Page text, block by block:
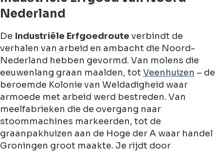
Nederland
De Industriële Erfgoedroute verbindt de
verhalen van arbeid en ambacht die Noord-
Nederland hebben gevormd. Van molens die
eeuwenlang graan maalden, tot Veenhuizen – de
beroemde Kolonie van Weldadigheid waar
armoede met arbeid werd bestreden. Van
meelfabrieken die de overgang naar
stoommachines markeerden, tot de
graanpakhuizen aan de Hoge der A waar handel
Groningen groot maakte. Je rijdt door